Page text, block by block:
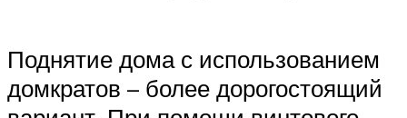
Поднятие дома с использованием
домкратов – более дорогостоящий